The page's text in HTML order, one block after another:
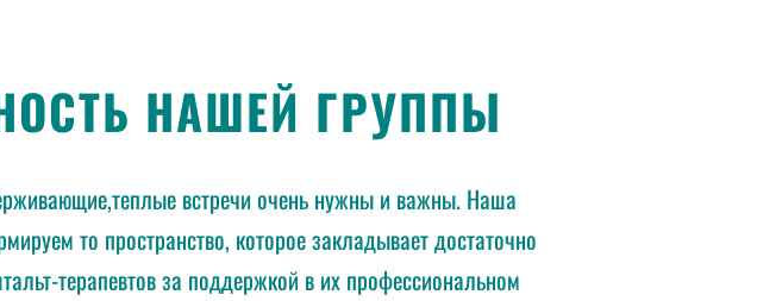
НАШЕЙ ГРУППЫ
встречи очень нужны и важны. Наша
то пространство, которое закладывает достаточно
терапевтов за поддержкой в их профессиональном